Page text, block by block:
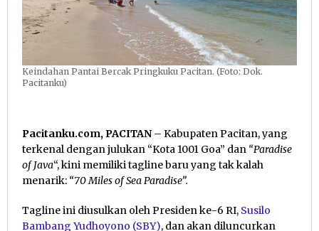
Keindahan Pantai Bercak Pringkuku Pacitan. (Foto: Dok.
Pacitanku)
Pacitanku.com, PACITAN – Kabupaten Pacitan, yang
terkenal dengan julukan “Kota 1001 Goa” dan “Paradise
of Java“, kini memiliki tagline baru yang tak kalah
menarik: “70 Miles of Sea Paradise”.
Tagline ini diusulkan oleh Presiden ke-6 RI, Susilo
Bambang Yudhoyono (SBY), dan akan diluncurkan